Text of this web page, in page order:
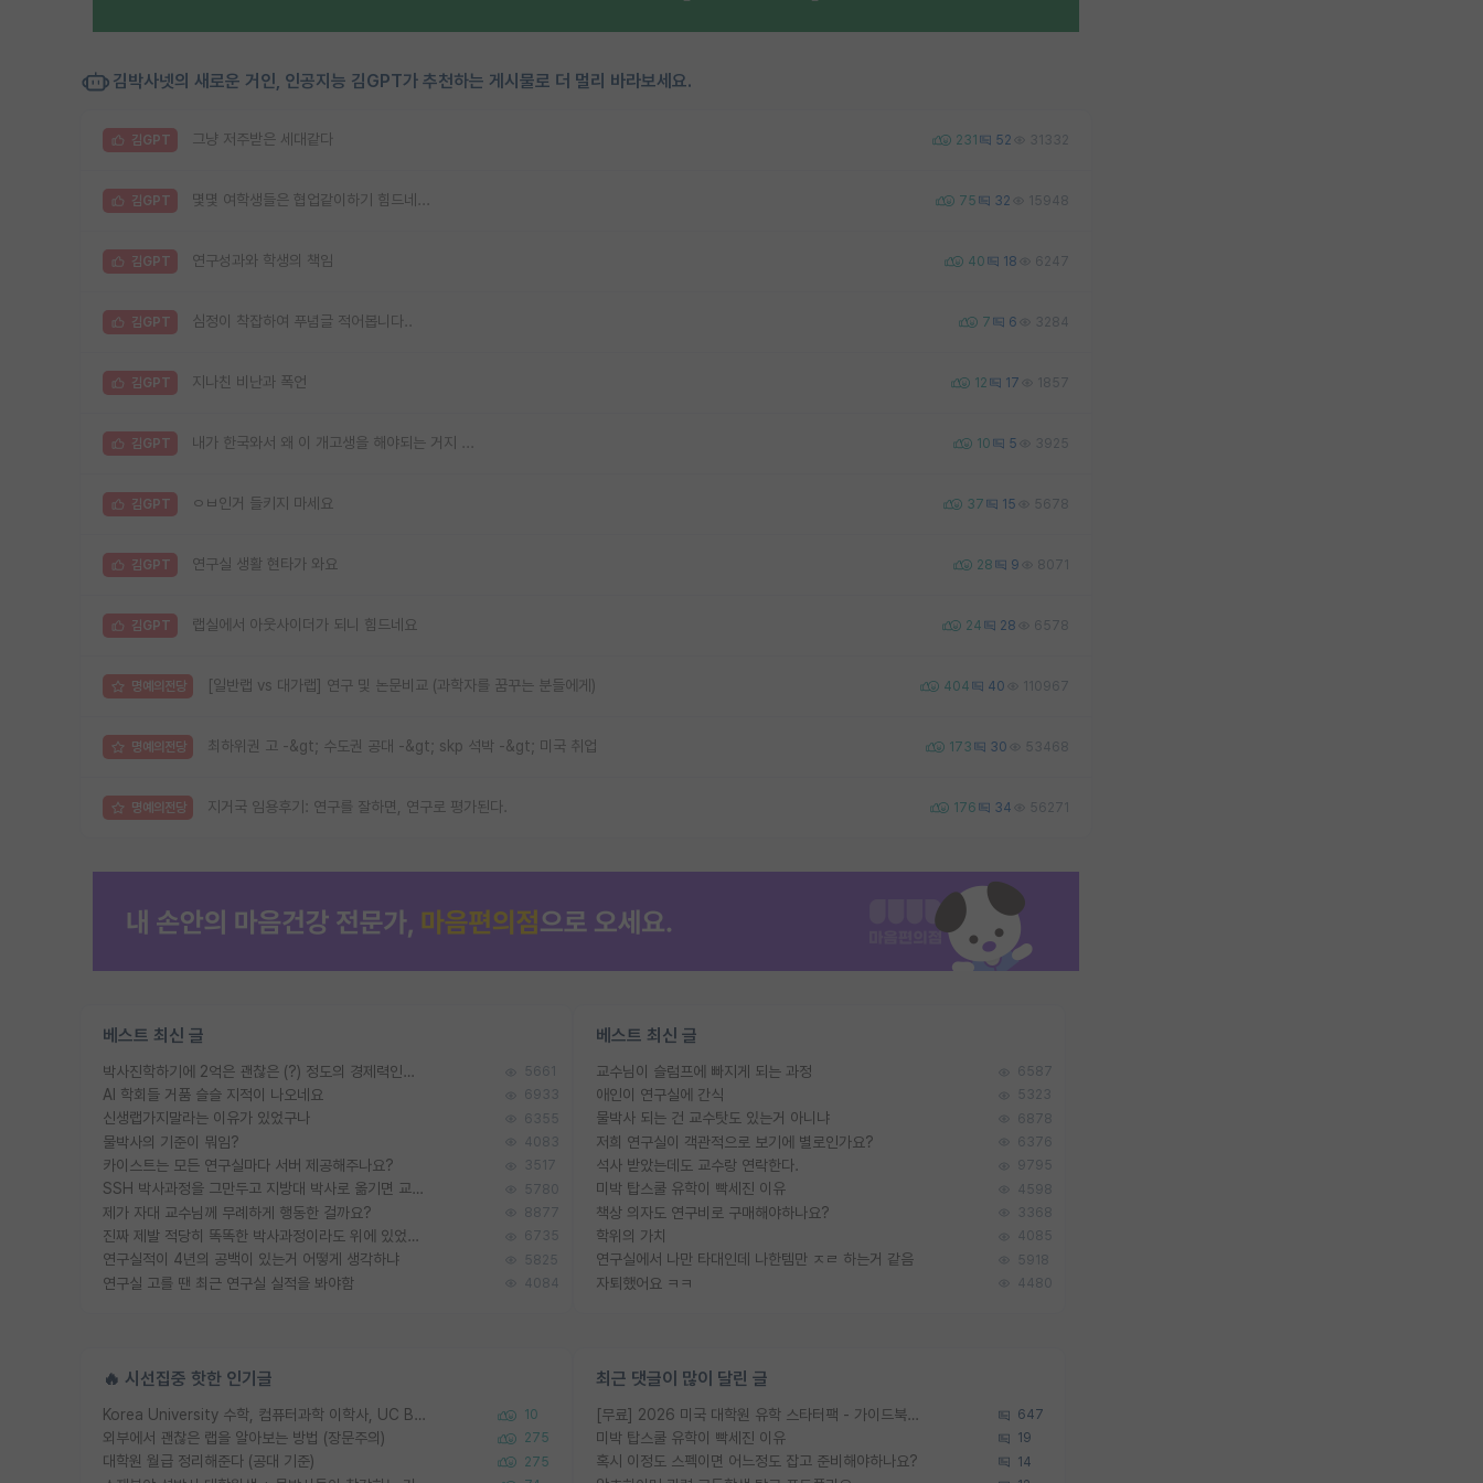
김박사넷의 새로운 거인, 인공지능 김GPT가 추천하는 게시물로 더 멀리 바라보세요.
김GPT 그냥 저주받은 세대같다 231 52 31332
김GPT 몇몇 여학생들은 협업같이하기 힘드네... 75 32 15948
김GPT 연구성과와 학생의 책임 40 18 6247
김GPT 심정이 착잡하여 푸념글 적어봅니다.. 7 6 3284
김GPT 지나친 비난과 폭언 12 17 1857
김GPT 내가 한국와서 왜 이 개고생을 해야되는 거지 ... 10 5 3925
김GPT ㅇㅂ인거 들키지 마세요 37 15 5678
김GPT 연구실 생활 현타가 와요 28 9 8071
김GPT 랩실에서 아웃사이더가 되니 힘드네요 24 28 6578
명예의전당 [일반랩 vs 대가랩] 연구 및 논문비교 (과학자를 꿈꾸는 분들에게) 404 40 110967
명예의전당 최하위권 고 -&gt; 수도권 공대 -&gt; skp 석박 -&gt; 미국 취업 173 30 53468
명예의전당 지거국 임용후기: 연구를 잘하면, 연구로 평가된다. 176 34 56271
베스트 최신 글
박사진학하기에 2억은 괜찮은 (?) 정도의 경제력인가요 5661
AI 학회들 거품 슬슬 지적이 나오네요 6933
신생랩가지말라는 이유가 있었구나 6355
물박사의 기준이 뭐임? 4083
카이스트는 모든 연구실마다 서버 제공해주나요? 3517
SSH 박사과정을 그만두고 지방대 박사로 옮기면 교수의 꿈은 끝일까요? 5780
제가 자대 교수님께 무례하게 행동한 걸까요? 8877
진짜 제발 적당히 똑똑한 박사과정이라도 위에 있었으면.. 6735
연구실적이 4년의 공백이 있는거 어떻게 생각하냐 5825
연구실 고를 땐 최근 연구실 실적을 봐야함 4084
베스트 최신 글
교수님이 슬럼프에 빠지게 되는 과정 6587
애인이 연구실에 간식 5323
물박사 되는 건 교수탓도 있는거 아니냐 6878
저희 연구실이 객관적으로 보기에 별로인가요? 6376
석사 받았는데도 교수랑 연락한다. 9795
미박 탑스쿨 유학이 빡세진 이유 4598
책상 의자도 연구비로 구매해야하나요? 3368
학위의 가치 4085
연구실에서 나만 타대인데 나한템만 ㅈㄹ 하는거 같음 5918
자퇴했어요 ㅋㅋ 4480
🔥 시선집중 핫한 인기글
Korea University 수학, 컴퓨터과학 이학사, UC Berkeley 산업공학 대학원 공학박사가 되는 것은 쉽지 않겠죠? 10
외부에서 괜찮은 랩을 알아보는 방법 (장문주의) 275
대학원 월급 정리해준다 (공대 기준) 275
최근 댓글이 많이 달린 글
[무료] 2026 미국 대학원 유학 스타터팩 - 가이드북 & 합격자 컨택메일 템플릿 647
미박 탑스쿨 유학이 빡세진 이유 19
혹시 이정도 스펙이면 어느정도 잡고 준비해야하나요? 14